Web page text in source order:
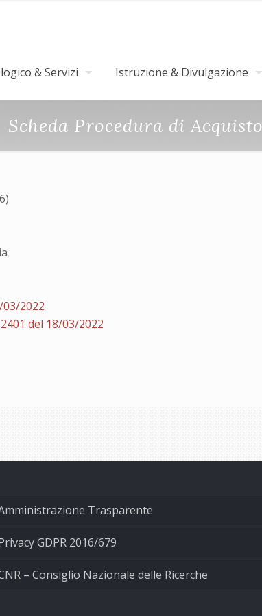
& Servizi Istruzione & Divulgazione
Scheda Procedura di Acquisto
2022
del 18/03/2022
Trasparente
GDPR 2016/679
– Consiglio Nazionale delle Ricerche